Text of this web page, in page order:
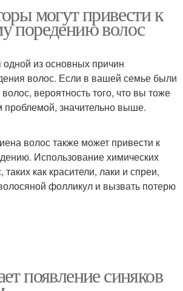
могут привести к
поредению волос
одной из основных причин
волос. Если в вашей семье были
вероятность того, что вы тоже
проблемой, значительно выше.
волос также может привести к
Использование химических
как красители, лаки и спреи,
фолликул и вызвать потерю
появление синяков